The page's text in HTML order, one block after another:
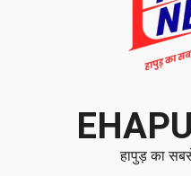
हापुड़ का